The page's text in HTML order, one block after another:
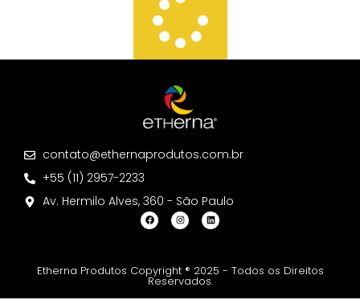
contato@ethernaprodutos.com.br
+55 (11) 2957-2233
Av. Hermilo Alves, 360 - São Paulo
Etherna Produtos Copyright ® 2025 - Todos os Direitos
Reservados.